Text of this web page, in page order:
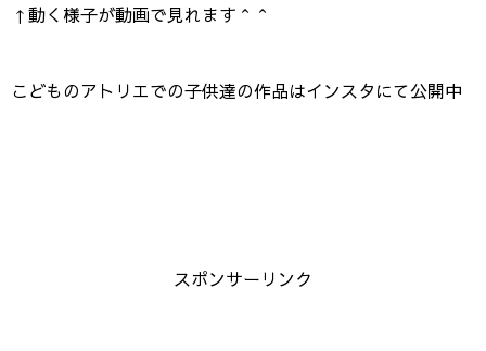
↑動く様子が動画で見れます＾＾
こどものアトリエでの子供達の作品はインスタにて公開中
スポンサーリンク